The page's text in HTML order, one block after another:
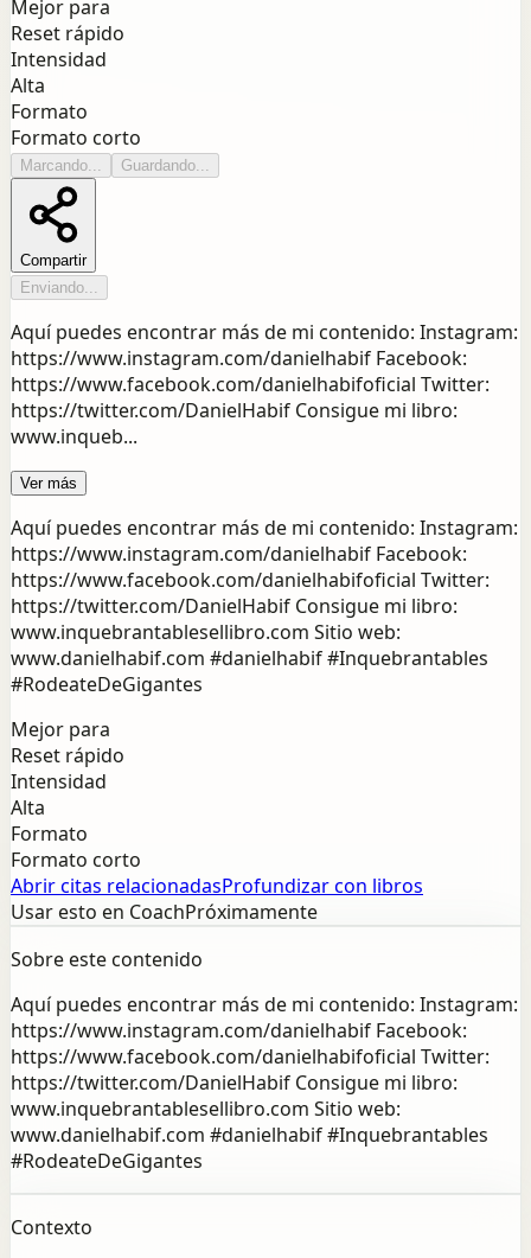
Mejor para
Reset rápido
Intensidad
Alta
Formato
Formato corto
Marcando... Guardando...
Compartir
Enviando...
Aquí puedes encontrar más de mi contenido: Instagram:
https://www.instagram.com/danielhabif Facebook:
https://www.facebook.com/danielhabifoficial Twitter:
https://twitter.com/DanielHabif Consigue mi libro:
www.inqueb...
Ver más
Aquí puedes encontrar más de mi contenido: Instagram:
https://www.instagram.com/danielhabif Facebook:
https://www.facebook.com/danielhabifoficial Twitter:
https://twitter.com/DanielHabif Consigue mi libro:
www.inquebrantablesellibro.com Sitio web:
www.danielhabif.com #danielhabif #Inquebrantables
#RodeateDeGigantes
Mejor para
Reset rápido
Intensidad
Alta
Formato
Formato corto
Abrir citas relacionadasProfundizar con libros
Usar esto en CoachPróximamente
Sobre este contenido
Aquí puedes encontrar más de mi contenido: Instagram:
https://www.instagram.com/danielhabif Facebook:
https://www.facebook.com/danielhabifoficial Twitter:
https://twitter.com/DanielHabif Consigue mi libro:
www.inquebrantablesellibro.com Sitio web:
www.danielhabif.com #danielhabif #Inquebrantables
#RodeateDeGigantes
Contexto